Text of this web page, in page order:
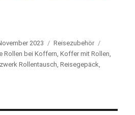
2023 Kategorien
Reisezubehör
Rollen bei Koffern ,Koffer mit Rollen
Rollentausch ,Reisegepäck